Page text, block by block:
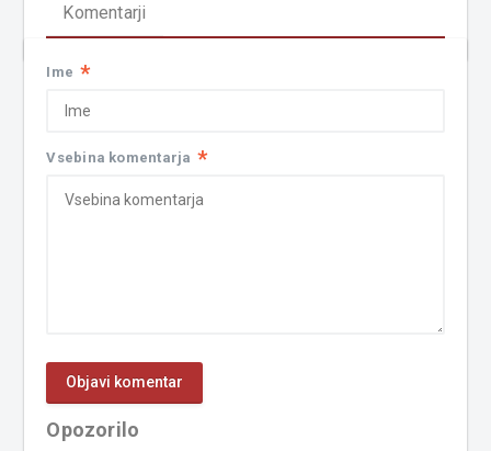
Komentarji
Ime *
Vsebina komentarja *
Opozorilo